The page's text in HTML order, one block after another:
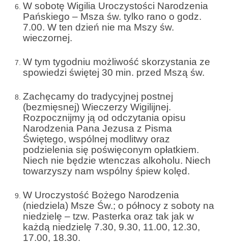
Pogrzeb katolicki
Sakramenty
Sakrament eucharystii
Sakrament bierzmowania
Sakrament pojednania
Sakrament małżeństwa
Sakrament kapłaństwa
Sakrament namaszczenia chorych
Galeria
Galerie 2026
Niedziela Palmowa 29.03.2026
W sobotę Wigilia Uroczystości Narodzenia
Pańskiego – Msza św. tylko rano o godz.
7.00. W ten dzień nie ma Mszy św.
wieczornej.
W tym tygodniu możliwość skorzystania ze
spowiedzi świętej 30 min. przed Mszą św.
Zachęcamy do tradycyjnej postnej
(bezmięsnej) Wieczerzy Wigilijnej.
Rozpocznijmy ją od odczytania opisu
Narodzenia Pana Jezusa z Pisma
Świętego, wspólnej modlitwy oraz
podzielenia się poświęconym opłatkiem.
Niech nie będzie wtenczas alkoholu. Niech
towarzyszy nam wspólny śpiew kolęd.
W Uroczystość Bożego Narodzenia
(niedziela) Msze Św.; o północy z soboty na
niedzielę – tzw. Pasterka oraz tak jak w
każdą niedzielę 7.30, 9.30, 11.00, 12.30,
17.00, 18.30.